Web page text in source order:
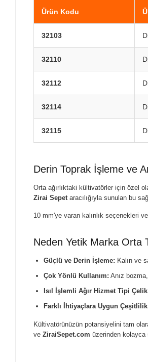
Ürün Kodu
32103
32110
32112
32114
32115
Derin Toprak İşleme ve
Orta ağırlıktaki kültivatörler için özel
Zirai Sepetaracılığıyla sunulan bu
10 mm'ye varan kalınlık seçenekleri
Neden Yetik Marka Orta
Güçlü ve Derin İşleme: Kalın ve
Çok Yönlü Kullanım: Anız
Isıl İşlemli Ağır Hizmet Tipi
Farklı İhtiyaçlara Uygun
Kültivatörünüzün potansiyelini tam
veZiraiSepet.com üzerinden kolayca